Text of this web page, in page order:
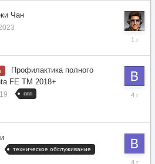
Чан
12
2024
Профилактика полного
FE TM 2018+
ппп
техническое обслуживание